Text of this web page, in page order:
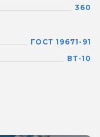
360
ГОСТ 19671-91
ВТ-10